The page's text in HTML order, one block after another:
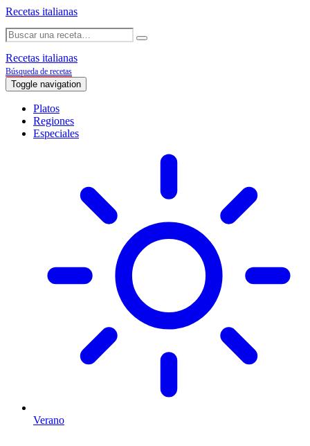
Recetas italianas
Recetas italianas
Búsqueda de recetas
Toggle navigation
Platos
Regiones
Especiales
Verano